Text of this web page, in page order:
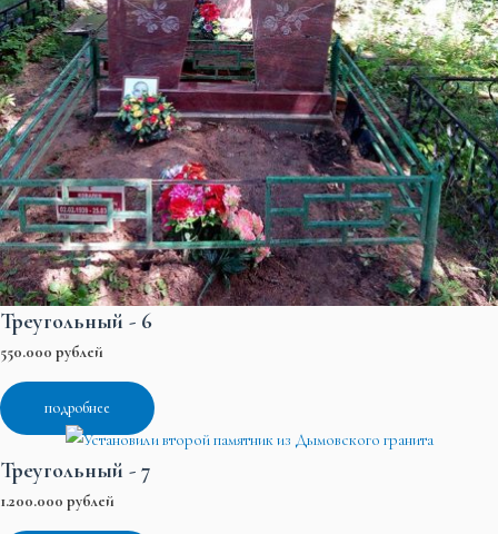
Треугольный - 6
550.000 рублей
подробнее
Треугольный - 7
1.200.000 рублей